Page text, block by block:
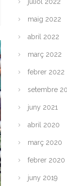
maig 2022
abril 2022
març 2022
febrer 2022
setembre
juny 2021
abril 2020
març 2020
febrer 2020
juny 2019